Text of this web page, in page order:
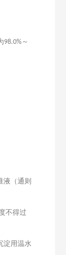
98.0% ～
液（通则
不得过
淀用温水